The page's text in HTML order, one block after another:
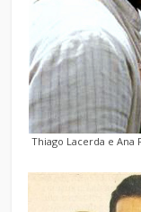
Thiago Lacerda e Ana